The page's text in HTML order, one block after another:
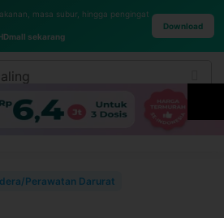
masa subur, hingga pengingat
sekarang
Download
Perawatan Darurat